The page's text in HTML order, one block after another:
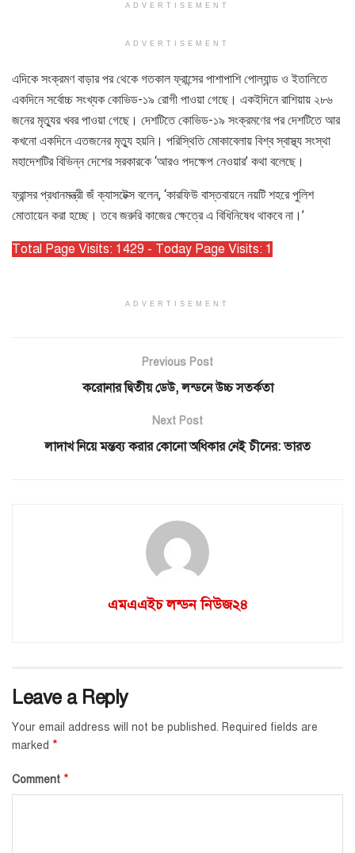
ADVERTISEMENT
ADVERTISEMENT
এদিকে সংক্রমণ বাড়ার পর থেকে গতকাল ফ্রান্সের পাশাপাশি পোল্যান্ড ও ইতালিতে
একদিনে সর্বোচ্চ সংখ্যক কোভিড-১৯ রোগী পাওয়া গেছে। একইদিনে রাশিয়ায় ২৮৬
জনের মৃত্যুর খবর পাওয়া গেছে। দেশটিতে কোভিড-১৯ সংক্রমণের পর দেশটিতে আর
কখনো একদিনে এতজনের মৃত্যু হয়নি। পরিস্থিতি মোকাবেলায় বিশ্ব স্বাস্থ্য সংস্থা
মহাদেশটির বিভিন্ন দেশের সরকারকে ‘আরও পদক্ষেপ নেওয়ার’ কথা বলেছে।
ফ্রান্সর প্রধানমন্ত্রী জঁ ক্যাসটেক্স বলেন, ‘কারফিউ বাস্তবায়নে নয়টি শহরে পুলিশ
মোতায়েন করা হচ্ছে। তবে জরুরি কাজের ক্ষেত্রে এ বিধিনিষেধ থাকবে না।’
Total Page Visits: 1429 - Today Page Visits: 1
ADVERTISEMENT
Previous Post
করোনার দ্বিতীয় ডেউ, লন্ডনে উচ্চ সতর্কতা
Next Post
লাদাখ নিয়ে মন্তব্য করার কোনো অধিকার নেই চীনের: ভারত
এমএএইচ লন্ডন নিউজ২৪
Leave a Reply
Your email address will not be published. Required fields are
marked *
Comment *